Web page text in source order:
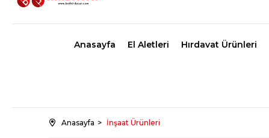
Anasayfa El Aletleri Hırdavat Ürünleri
Anasayfa İnşaat Ürünleri